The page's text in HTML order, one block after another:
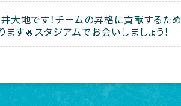
大地です！チームの昇格に貢献するため
す🔥スタジアムでお会いしましょう！